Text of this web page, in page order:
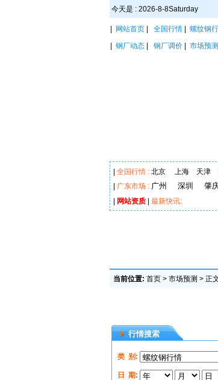
今天是 : 2026-8-8Saturday
网站首页 全国行情 螺纹钢
钢厂动态 钢厂调价 市场预测
全国行情 : 北京 上海 天津
广东市场 : 广州 深圳 肇
网站资质 最新快讯:
当前位置: 首页 > 市场预测 > 正
行情搜索
类 别:
日 期:
招商热线 13048060888
广州市宏峰贸易有限公司
广州中粤钢铁有限公司